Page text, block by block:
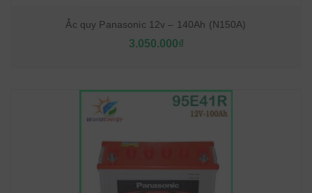
Ắc quy Panasonic 12v – 140Ah (N150A)
3.050.000₫